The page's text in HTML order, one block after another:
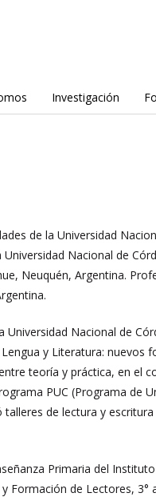
Investigación
de la Universidad
Nacional de
Neuquén, Argentina.
Nacional de
y Literatura: nuevos
teoría y práctica, en el
PUC (Programa de
de lectura y
Primaria del
de Lectores,